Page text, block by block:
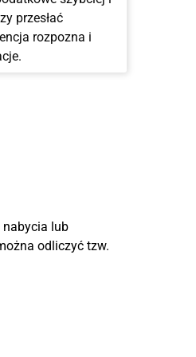
przesłać
rozpozna i
lub
odliczyć tzw.